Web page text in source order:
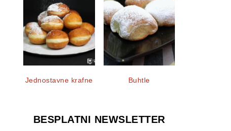
Jednostavne krafne Buhtle
BESPLATNI NEWSLETTER